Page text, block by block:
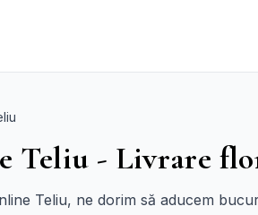
Teliu - Livrare
Teliu, ne dorim să aducem